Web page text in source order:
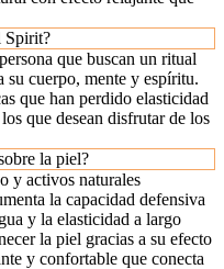
Spirit?
que buscan un ritual
su cuerpo, mente y espíritu.
que han perdido elasticidad
que desean disfrutar de los
la piel?
y activos naturales
la capacidad defensiva
y la elasticidad a largo
la piel gracias a su efecto
y confortable que conecta